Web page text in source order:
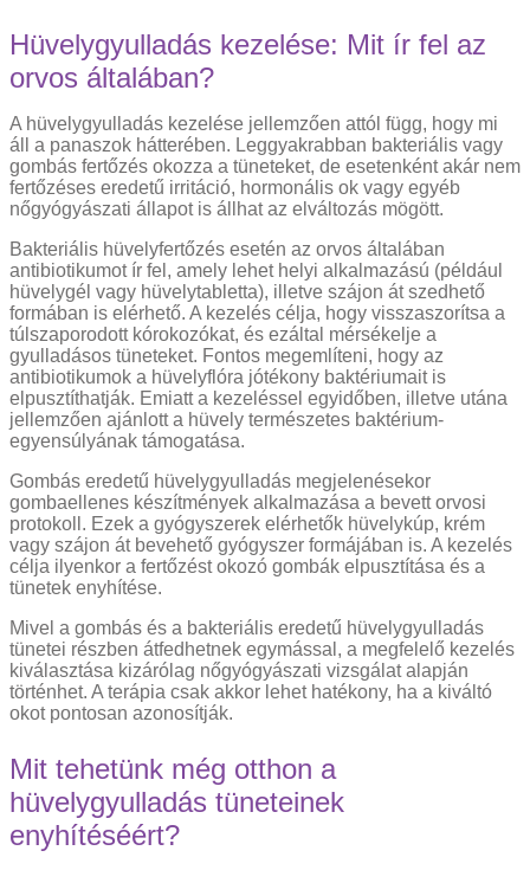
Hüvelygyulladás kezelése: Mit ír fel az
orvos általában?
A hüvelygyulladás kezelése jellemzően attól függ, hogy mi
áll a panaszok hátterében. Leggyakrabban bakteriális vagy
gombás fertőzés okozza a tüneteket, de esetenként akár nem
fertőzéses eredetű irritáció, hormonális ok vagy egyéb
nőgyógyászati állapot is állhat az elváltozás mögött.
Bakteriális hüvelyfertőzés esetén az orvos általában
antibiotikumot ír fel, amely lehet helyi alkalmazású (például
hüvelygél vagy hüvelytabletta), illetve szájon át szedhető
formában is elérhető. A kezelés célja, hogy visszaszorítsa a
túlszaporodott kórokozókat, és ezáltal mérsékelje a
gyulladásos tüneteket. Fontos megemlíteni, hogy az
antibiotikumok a hüvelyflóra jótékony baktériumait is
elpusztíthatják. Emiatt a kezeléssel egyidőben, illetve utána
jellemzően ajánlott a hüvely természetes baktérium-
egyensúlyának támogatása.
Gombás eredetű hüvelygyulladás megjelenésekor
gombaellenes készítmények alkalmazása a bevett orvosi
protokoll. Ezek a gyógyszerek elérhetők hüvelykúp, krém
vagy szájon át bevehető gyógyszer formájában is. A kezelés
célja ilyenkor a fertőzést okozó gombák elpusztítása és a
tünetek enyhítése.
Mivel a gombás és a bakteriális eredetű hüvelygyulladás
tünetei részben átfedhetnek egymással, a megfelelő kezelés
kiválasztása kizárólag nőgyógyászati vizsgálat alapján
történhet. A terápia csak akkor lehet hatékony, ha a kiváltó
okot pontosan azonosítják.
Mit tehetünk még otthon a
hüvelygyulladás tüneteinek
enyhítéséért?